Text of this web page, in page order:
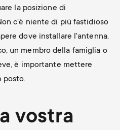
la posizione di
c'è niente di più fastidioso
dove installare l'antenna.
un membro della famiglia o
è importante mettere
posto.
vostra